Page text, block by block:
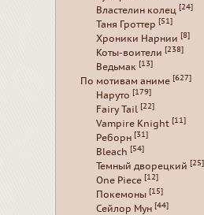
Властелин колец [24]
Таня Гроттер [51]
Хроники Нарнии [8]
Коты-воители [238]
Ведьмак [13]
По мотивам аниме [627]
Наруто [179]
Fairy Tail [22]
Vampire Knight [11]
Реборн [31]
Bleach [54]
Темный дворецкий [25]
One Piece [12]
Покемоны [15]
Сейлор Мун [44]